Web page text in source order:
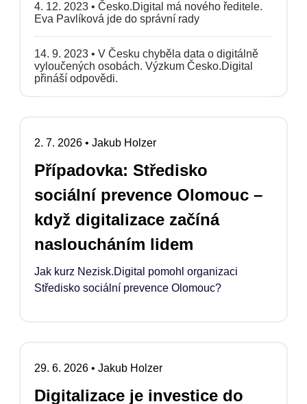
4. 12. 2023 • Česko.Digital má nového ředitele.
Eva Pavlíková jde do správní rady
14. 9. 2023 • V Česku chyběla data o digitálně
vyloučených osobách. Výzkum Česko.Digital
přináší odpovědi.
2. 7. 2026 • Jakub Holzer
Případovka: Středisko
sociální prevence Olomouc –
když digitalizace začíná
nasloucháním lidem
Jak kurz Nezisk.Digital pomohl organizaci
Středisko sociální prevence Olomouc?
29. 6. 2026 • Jakub Holzer
Digitalizace je investice do